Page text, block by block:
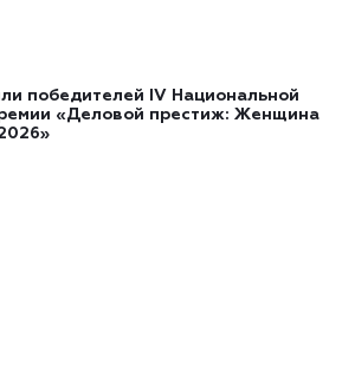
победителей IV Национальной
«Деловой престиж: Женщина